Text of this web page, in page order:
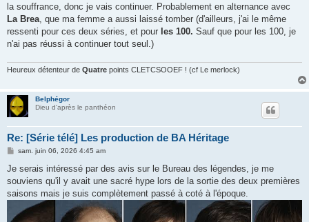
la souffrance, donc je vais continuer. Probablement en alternance avec
La Brea , que ma femme a aussi laissé tomber (d'ailleurs, j'ai le même
ressenti pour ces deux séries, et pour les 100. Sauf que pour les 100, je
n'ai pas réussi à continuer tout seul.)
Heureux détenteur de Quatre points CLETCSOOEF ! (cf Le merlock)
Belphégor
Dieu d'après le panthéon
Re: [Série télé] Les production de BA Héritage
M
s
a
g
e
sam. juin 06, 2026 4:45 am
Je serais intéressé par des avis sur le Bureau des légendes, je me
souviens qu'il y avait une sacré hype lors de la sortie des deux premières
saisons mais je suis complètement passé à coté à l'époque.